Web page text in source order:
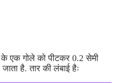
के एक गोले को पीटकर 0.2 सेमी
है. तार की लंबाई हैः